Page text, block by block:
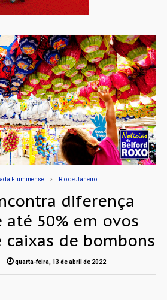
Fluminense Rio de Janeiro
diferença
até 50% em ovos
caixas de bombons
quarta-feira, 13 de abril de 2022